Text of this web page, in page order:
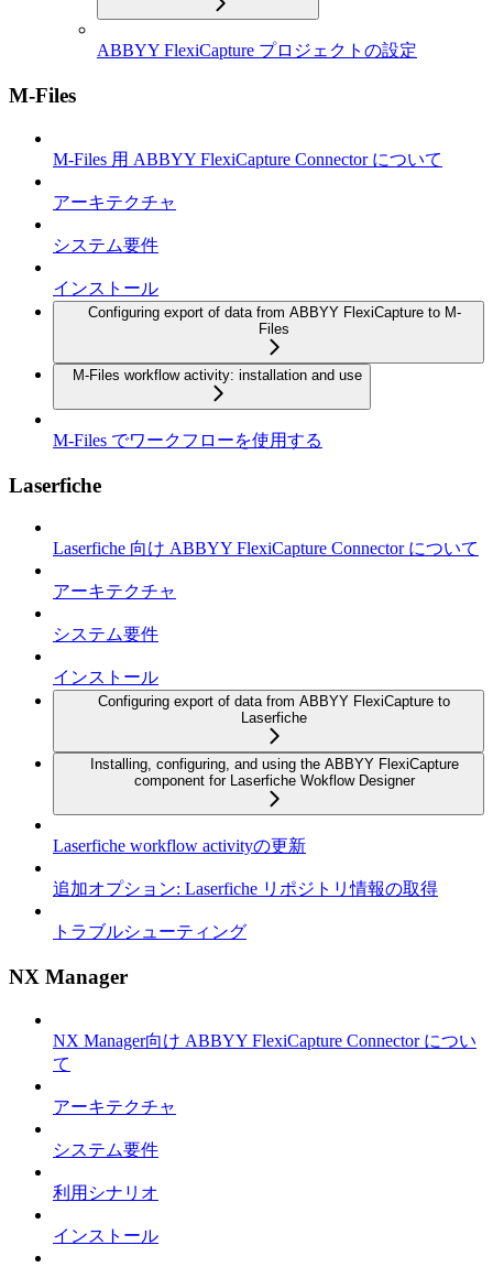
ABBYY FlexiCapture プロジェクトの設定
M-Files
M-Files 用 ABBYY FlexiCapture Connector について
アーキテクチャ
システム要件
インストール
Configuring export of data from ABBYY FlexiCapture to M-
Files
M-Files workflow activity: installation and use
M-Files でワークフローを使用する
Laserfiche
Laserfiche 向け ABBYY FlexiCapture Connector について
アーキテクチャ
システム要件
インストール
Configuring export of data from ABBYY FlexiCapture to
Laserfiche
Installing, configuring, and using the ABBYY FlexiCapture
component for Laserfiche Wokflow Designer
Laserfiche workflow activityの更新
追加オプション: Laserfiche リポジトリ情報の取得
トラブルシューティング
NX Manager
NX Manager向け ABBYY FlexiCapture Connector につい
て
アーキテクチャ
システム要件
利用シナリオ
インストール